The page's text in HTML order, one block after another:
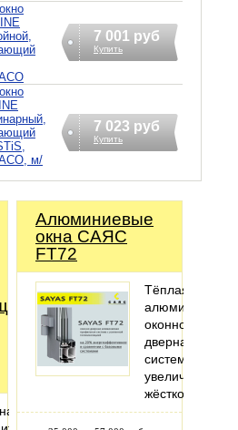
7 001 руб
Купить
м/
7 023 руб
Купить
Алюминиевые
окна САЯС
FT72
Тёплая
алюминиевая
оконно-
дверная
система
увеличенной
жёсткости.